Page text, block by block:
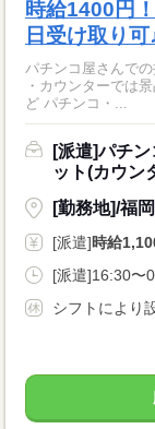
時給1400円
日受け取り可
パチンコ屋さんで
・カウンターでは
ど パチンコ・...
[派遣]パチ
ット(カウン
[勤務地]/福
[派遣]時給
[派遣]16:30〜
シフトにより